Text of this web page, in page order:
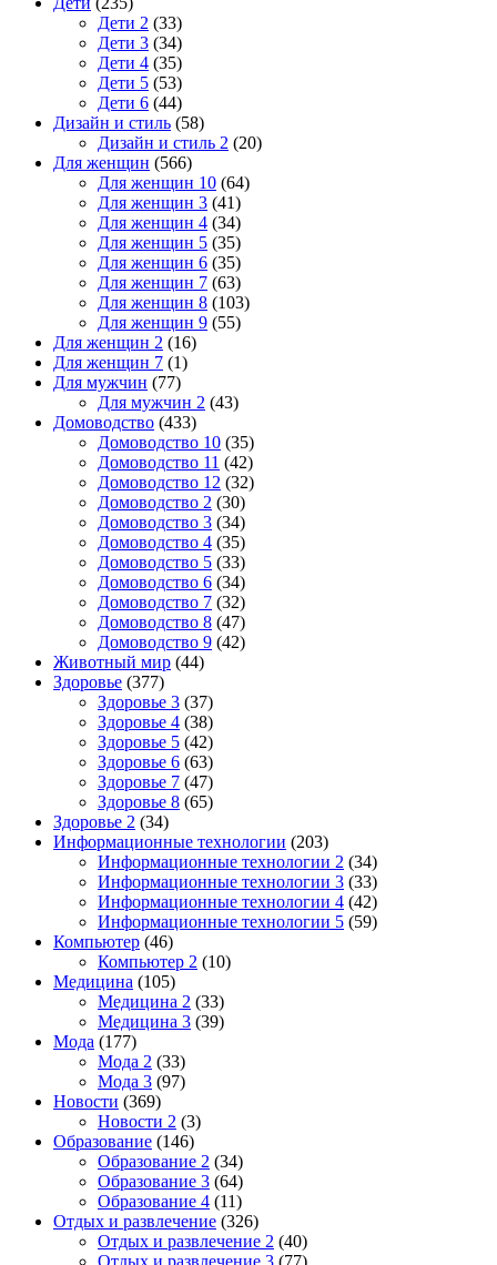
Дети 2 (33)
Дети 3 (34)
Дети 4 (35)
Дети 5 (53)
Дети 6 (44)
Дизайн и стиль (58)
Дизайн и стиль 2 (20)
Для женщин (566)
Для женщин 10 (64)
Для женщин 3 (41)
Для женщин 4 (34)
Для женщин 5 (35)
Для женщин 6 (35)
Для женщин 7 (63)
Для женщин 8 (103)
Для женщин 9 (55)
Для женщин 2 (16)
Для женщин 7 (1)
Для мужчин (77)
Для мужчин 2 (43)
Домоводство (433)
Домоводство 10 (35)
Домоводство 11 (42)
Домоводство 12 (32)
Домоводство 2 (30)
Домоводство 3 (34)
Домоводство 4 (35)
Домоводство 5 (33)
Домоводство 6 (34)
Домоводство 7 (32)
Домоводство 8 (47)
Домоводство 9 (42)
Животный мир (44)
Здоровье (377)
Здоровье 3 (37)
Здоровье 4 (38)
Здоровье 5 (42)
Здоровье 6 (63)
Здоровье 7 (47)
Здоровье 8 (65)
Здоровье 2 (34)
Информационные технологии (203)
Информационные технологии 2 (34)
Информационные технологии 3 (33)
Информационные технологии 4 (42)
Информационные технологии 5 (59)
Компьютер (46)
Компьютер 2 (10)
Медицина (105)
Медицина 2 (33)
Медицина 3 (39)
Мода (177)
Мода 2 (33)
Мода 3 (97)
Новости (369)
Новости 2 (3)
Образование (146)
Образование 2 (34)
Образование 3 (64)
Образование 4 (11)
Отдых и развлечение (326)
Отдых и развлечение 2 (40)
Отдых и развлечение 3 (77)